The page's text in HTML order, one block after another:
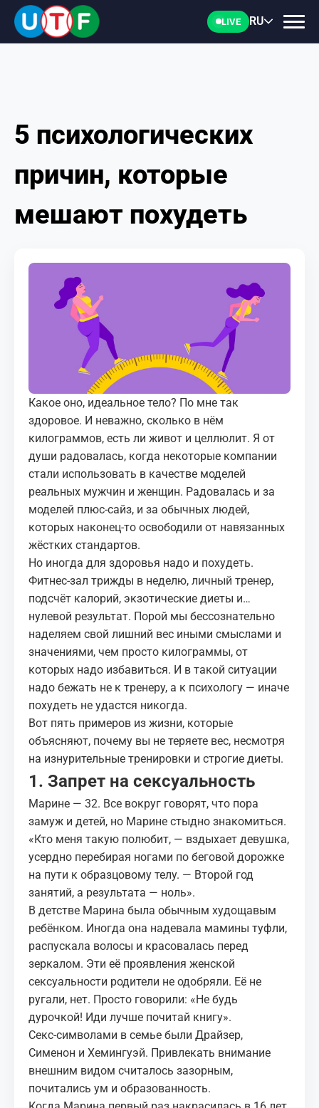
LIVE RU
ГЛАВНАЯ
ФТУ
НОВОСТИ
ПЕРСОНАЛИИ
КОНТАКТЫ
UZ-PIN
5 психологических
причин, которые
мешают похудеть
Какое оно, идеальное тело? По мне так
здоровое. И неважно, сколько в нём
килограммов, есть ли живот и целлюлит. Я от
души радовалась, когда некоторые компании
стали использовать в качестве моделей
реальных мужчин и женщин. Радовалась и за
моделей плюс‑сайз, и за обычных людей,
которых наконец‑то освободили от навязанных
жёстких стандартов.
Но иногда для здоровья надо и похудеть.
Фитнес‑зал трижды в неделю, личный тренер,
подсчёт калорий, экзотические диеты и…
нулевой результат. Порой мы бессознательно
наделяем свой лишний вес иными смыслами и
значениями, чем просто килограммы, от
которых надо избавиться. И в такой ситуации
надо бежать не к тренеру, а к психологу — иначе
похудеть не удастся никогда.
Вот пять примеров из жизни, которые
объясняют, почему вы не теряете вес, несмотря
на изнурительные тренировки и строгие диеты.
1. Запрет на сексуальность
Марине — 32. Все вокруг говорят, что пора
замуж и детей, но Марине стыдно знакомиться.
«Кто меня такую полюбит, — вздыхает девушка,
усердно перебирая ногами по беговой дорожке
на пути к образцовому телу. — Второй год
занятий, а результата — ноль».
В детстве Марина была обычным худощавым
ребёнком. Иногда она надевала мамины туфли,
распускала волосы и красовалась перед
зеркалом. Эти её проявления женской
сексуальности родители не одобряли. Её не
ругали, нет. Просто говорили: «Не будь
дурочкой! Иди лучше почитай книгу».
Секс‑символами в семье были Драйзер,
Сименон и Хемингуэй. Привлекать внимание
внешним видом считалось зазорным,
почитались ум и образованность.